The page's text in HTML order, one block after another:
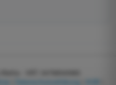
Datenschutzerklärung